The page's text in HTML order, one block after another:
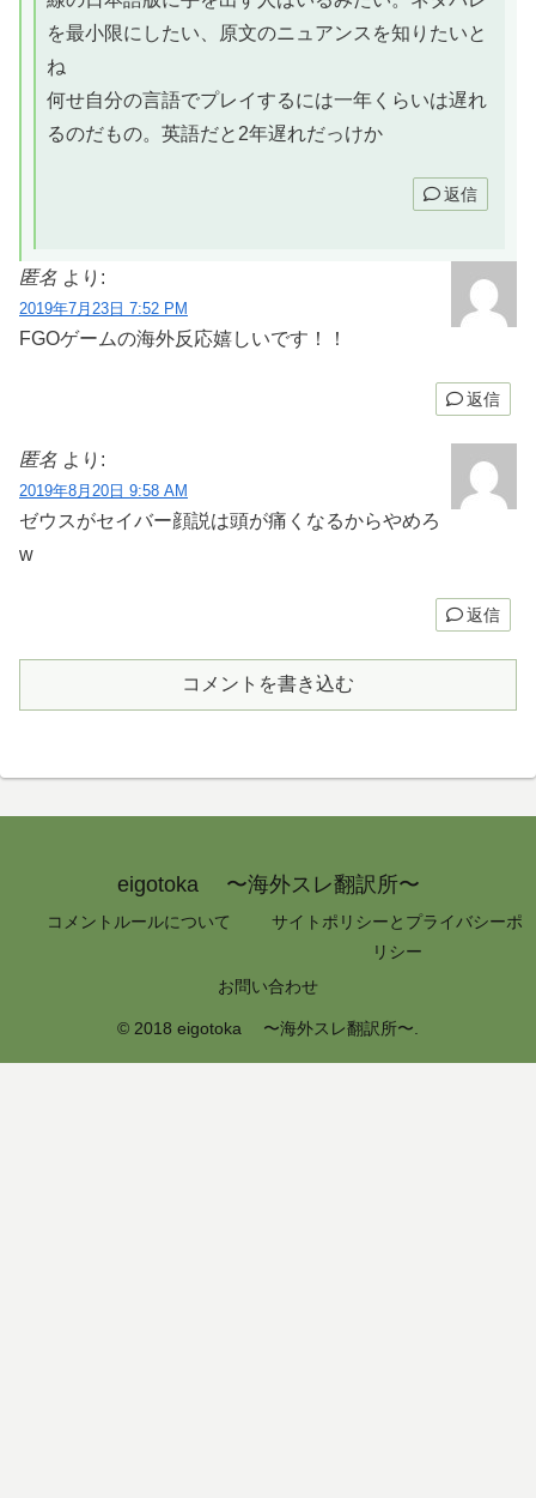
を最小限にしたい、原文のニュアンスを知りたいと
ね
何せ自分の言語でプレイするには一年くらいは遅れ
るのだもの。英語だと2年遅れだっけか
返信
匿名 より:
2019年7月23日 7:52 PM
FGOゲームの海外反応嬉しいです！！
返信
匿名 より:
2019年8月20日 9:58 AM
ゼウスがセイバー顔説は頭が痛くなるからやめろ
w
返信
コメントを書き込む
eigotoka 〜海外スレ翻訳所〜
コメントルールについて
サイトポリシーとプライバシーポ
リシー
お問い合わせ
© 2018 eigotoka 〜海外スレ翻訳所〜.